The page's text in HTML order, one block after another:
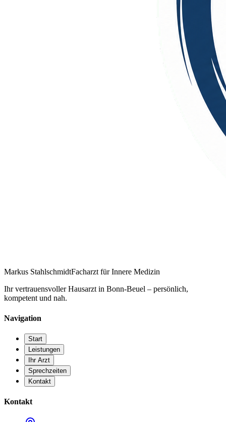
Markus StahlschmidtFacharzt für Innere Medizin
Ihr vertrauensvoller Hausarzt in Bonn-Beuel – persönlich,
kompetent und nah.
Navigation
Start
Leistungen
Ihr Arzt
Sprechzeiten
Kontakt
Kontakt